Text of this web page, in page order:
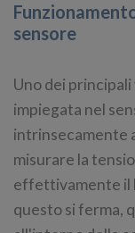
sensore
Uno dei
impiegata nel
intrinsecamente
misurare la
effettivamente il
questo si ferma,